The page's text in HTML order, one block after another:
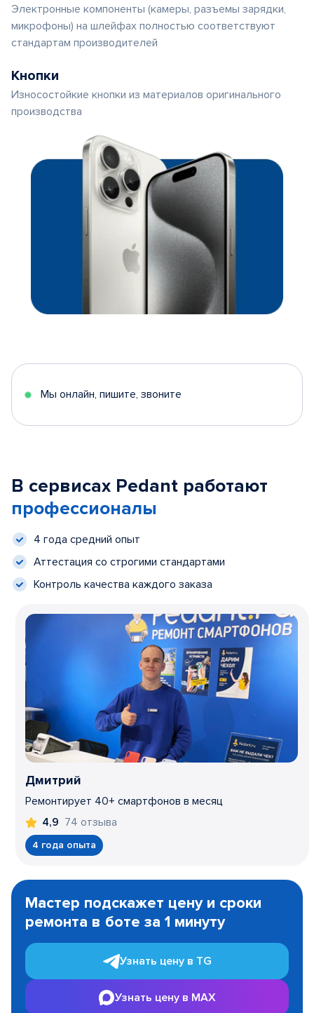
Электронные компоненты (камеры, разъемы зарядки,
микрофоны) на шлейфах полностью соответствуют
стандартам производителей
Кнопки
Износостойкие кнопки из материалов оригинального
производства
Мы онлайн, пишите, звоните
В сервисах Pedant работают
профессионалы
4 года средний опыт
Аттестация со строгими стандартами
Контроль качества каждого заказа
Дмитрий
Ремонтирует 40+ смартфонов в месяц
4,9 74 отзыва
4 года опыта
1
Мастер подскажет цену и сроки
ремонта в боте за 1 минуту
Узнать цену в TG
Узнать цену в MAX